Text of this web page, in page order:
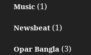
Music(1)
Newsbeat(1)
Opar Bangla(3)